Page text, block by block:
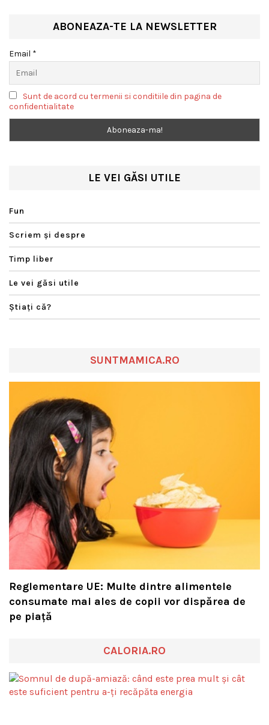
ABONEAZA-TE LA NEWSLETTER
Email *
Sunt de acord cu termenii si conditiile din pagina de
confidentialitate
LE VEI GĂSI UTILE
Fun
Scriem şi despre
Timp liber
Le vei găsi utile
Ştiaţi că?
SUNTMAMICA.RO
Reglementare UE: Multe dintre alimentele
consumate mai ales de copii vor dispărea de
pe piață
CALORIA.RO